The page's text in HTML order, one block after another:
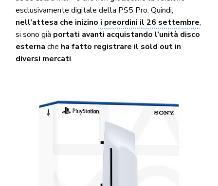
esclusivamente digitale della PS5 Pro. Quindi,
nell’attesa che inizino i preordini il 26 settembre,
si sono già portati avanti acquistando l’unità disco
esterna che ha fatto registrare il sold out in
diversi mercati.